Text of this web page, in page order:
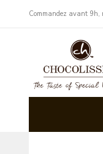
​Commandez avant 9h,